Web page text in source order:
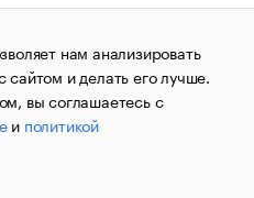
авторских прав
1995–2026.Сообщения
агентства «РБК»
службой по надзору в сфере
и массовых
за номером ИА
пометкой «РБК». Отдельные
нам анализировать
сайтом и делать его лучше.
вы соглашаетесь с
и политикой